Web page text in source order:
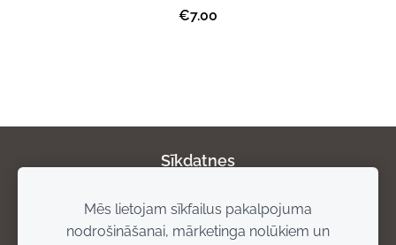
€7.00
Sīkdatnes
Par mums Privātuma politika Atgriešanas
Mēs lietojam sīkfailus pakalpojuma
nodrošināšanai, mārketinga nolūkiem un